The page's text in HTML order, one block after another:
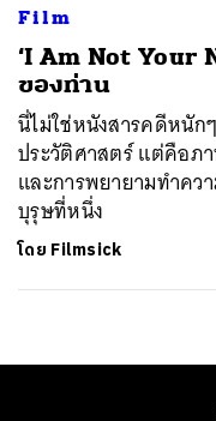
Film
‘​I Am Not Your
ของท่าน
นี่ไม่ใช่หนังสารคดีหนัก
ประวัติศาสตร์ แต่คือภ
และการพยายามทำคว
บุรุษที่หนึ่ง
โดย Filmsick